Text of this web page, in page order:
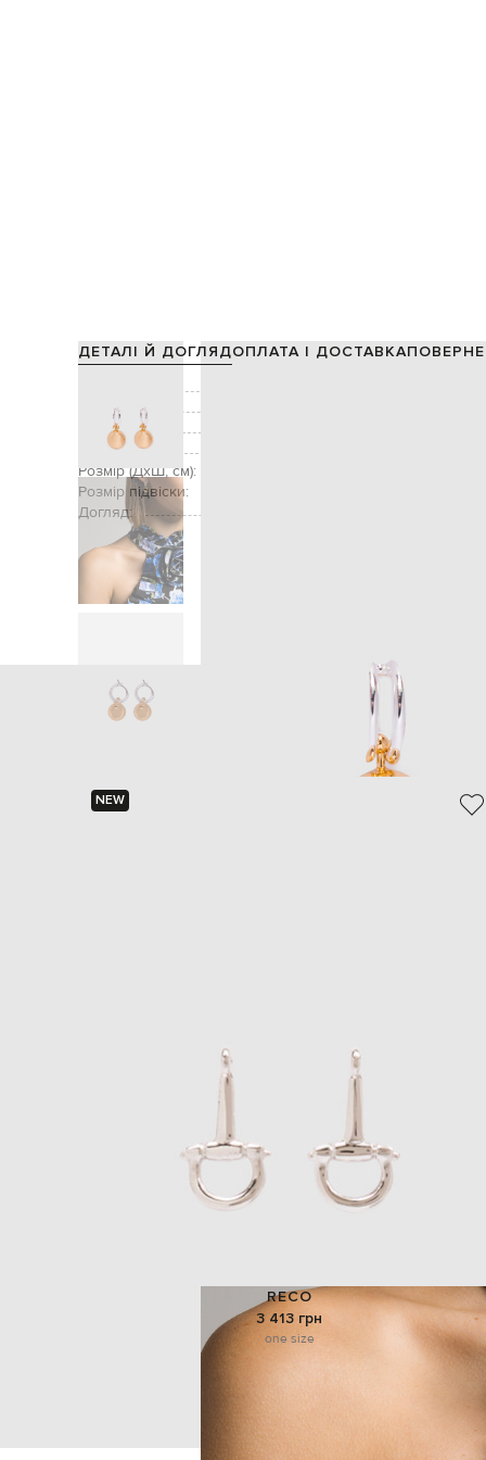
ДЕТАЛІ Й ДОГЛЯДОПЛАТА І ДОСТАВКА
Колір:
Декор:
Застібка:
Розмір (ДхШ, см):
Розмір підвіски:
Догляд:
NEW
RECO
3 413 грн
one size